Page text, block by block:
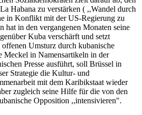
Habana zu verstärken ( ,,Wandel durch
in Konflikt mit der US-Regierung zu
hat in den vergangenen Monaten seine
Kuba verschärft und setzt
Umsturz durch kubanische
Meckel in Namensartikeln in der
Presse ausführt, soll Brüssel in
Strategie die Kultur- und
mit dem Karibikstaat wieder
zugleich seine Hilfe für die von den
Opposition ,,intensivieren".